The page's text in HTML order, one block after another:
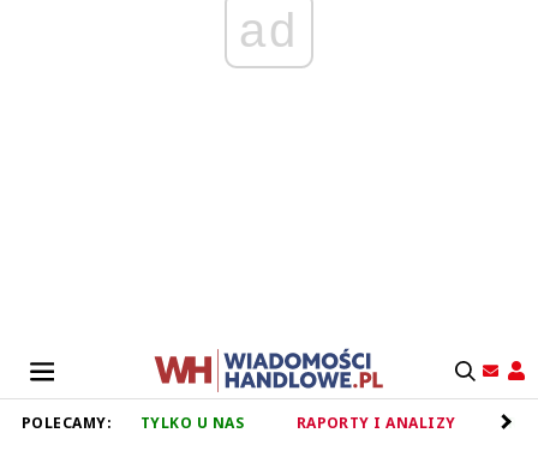
ad
POLECAMY: TYLKO U NAS RAPORTY I ANALIZY